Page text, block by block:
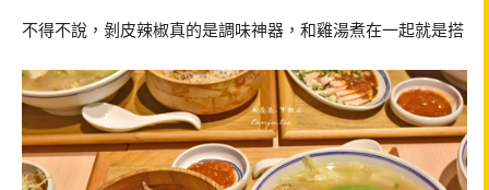
不得不說，剝皮辣椒真的是調味神器，和雞湯煮在一起就是搭